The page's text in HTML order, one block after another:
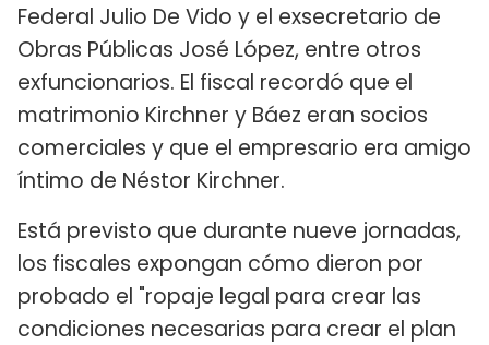
Federal Julio De Vido y el exsecretario de
Obras Públicas José López, entre otros
exfuncionarios. El fiscal recordó que el
matrimonio Kirchner y Báez eran socios
comerciales y que el empresario era amigo
íntimo de Néstor Kirchner.
Está previsto que durante nueve jornadas,
los fiscales expongan cómo dieron por
probado el "ropaje legal para crear las
condiciones necesarias para crear el plan